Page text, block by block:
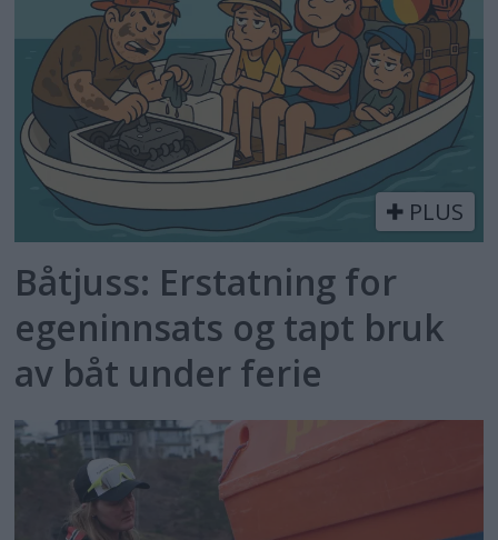
PLUS
Båtjuss: Erstatning for
egeninnsats og tapt bruk
av båt under ferie